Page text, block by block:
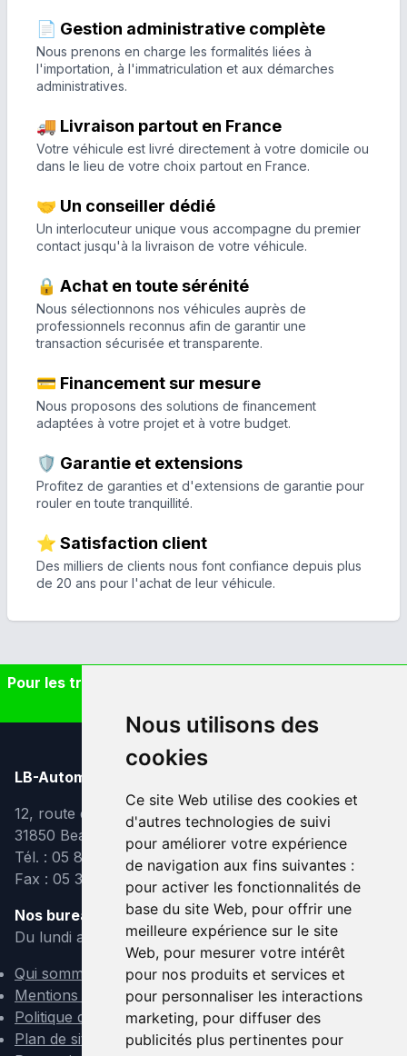
Nous utilisons des
cookies
Ce site Web utilise des cookies et
d'autres technologies de suivi
pour améliorer votre expérience
de navigation aux fins suivantes :
pour activer les fonctionnalités de
base du site Web, pour offrir une
meilleure expérience sur le site
Web, pour mesurer votre intérêt
pour nos produits et services et
pour personnaliser les interactions
marketing, pour diffuser des
publicités plus pertinentes pour
📄 Gestion administrative complète
Nous prenons en charge les formalités liées à
l'importation, à l'immatriculation et aux démarches
administratives.
🚚 Livraison partout en France
Votre véhicule est livré directement à votre domicile ou
dans le lieu de votre choix partout en France.
🤝 Un conseiller dédié
Un interlocuteur unique vous accompagne du premier
contact jusqu'à la livraison de votre véhicule.
🔒 Achat en toute sérénité
Nous sélectionnons nos véhicules auprès de
professionnels reconnus afin de garantir une
transaction sécurisée et transparente.
💳 Financement sur mesure
Nous proposons des solutions de financement
adaptées à votre projet et à votre budget.
🛡️ Garantie et extensions
Profitez de garanties et d'extensions de garantie pour
rouler en toute tranquillité.
⭐ Satisfaction client
Des milliers de clients nous font confiance depuis plus
de 20 ans pour l'achat de leur véhicule.
Pour les trajets courts, privilégiez la marche ou le vélo
LB-Automobiles.com
12, route de Lavaur
31850 Beaupuy
Tél. : 05 82 95 39 40
Fax : 05 31 08 10 91
Nos bureaux sont ouverts :
Du lundi au vendredi de 9h à 12h et de 14h à 18h
Qui sommes-nous ?
Mentions légales
Politique de confidentialité
Plan de site